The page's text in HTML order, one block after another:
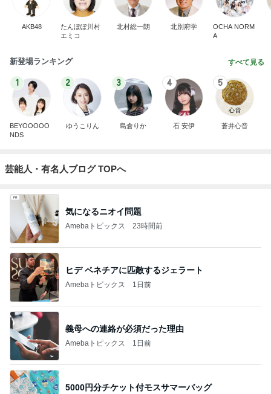
AKB48
たんぽぽ川村
エミコ
北村総一朗 北別府学
OCHA NORM
A
新登場ランキング すべて見る
1
BEYOOOOO
NDS
2
ゆうこりん
3
島倉りか
4
石 安伊
5
蒼井心音
芸能人・有名人ブログ TOPへ
気になるニオイ問題
Amebaトピックス 23時間前
ヒデ ベネチアに匹敵するジェラート
Amebaトピックス 1日前
義母への連絡が必須だった理由
Amebaトピックス 1日前
5000円分チケット付モスサマーバッグ